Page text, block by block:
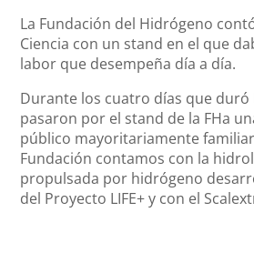
La Fundación del Hidrógeno
Ciencia con un stand en el que
labor que desempeña día a día.
Durante los cuatro días que duró
pasaron por el stand de la FHa
público mayoritariamente
Fundación contamos con la
propulsada por hidrógeno
del Proyecto LIFE+ y con el